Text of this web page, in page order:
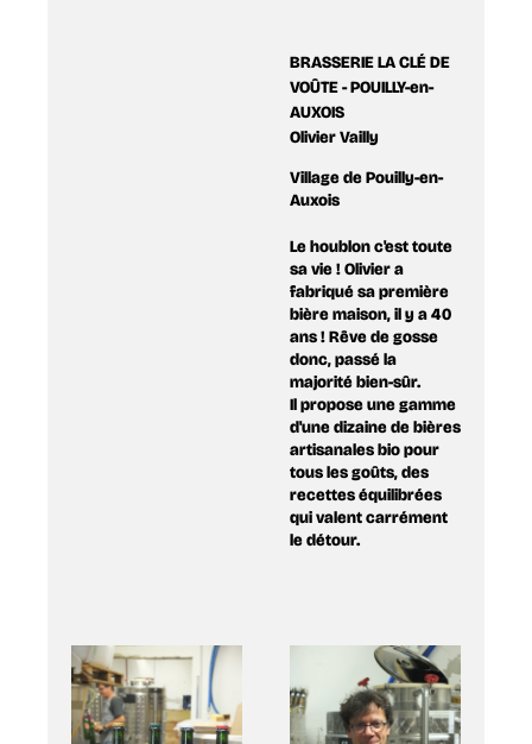
BRASSERIE LA CLÉ DE
VOÛTE - POUILLY-en-
AUXOIS
Olivier Vailly
Village de Pouilly-en-
Auxois
Le houblon c'est toute
sa vie ! Olivier a
fabriqué sa première
bière maison, il y a 40
ans ! Rêve de gosse
donc, passé la
majorité bien-sûr.
Il propose une gamme
d'une dizaine de bières
artisanales bio pour
tous les goûts, des
recettes équilibrées
qui valent carrément
le détour.